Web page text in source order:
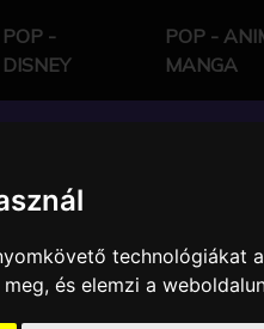
technológiákat
és elemzi a
POP -
DISNEY
POP -
MANGA
HU
MARVEL